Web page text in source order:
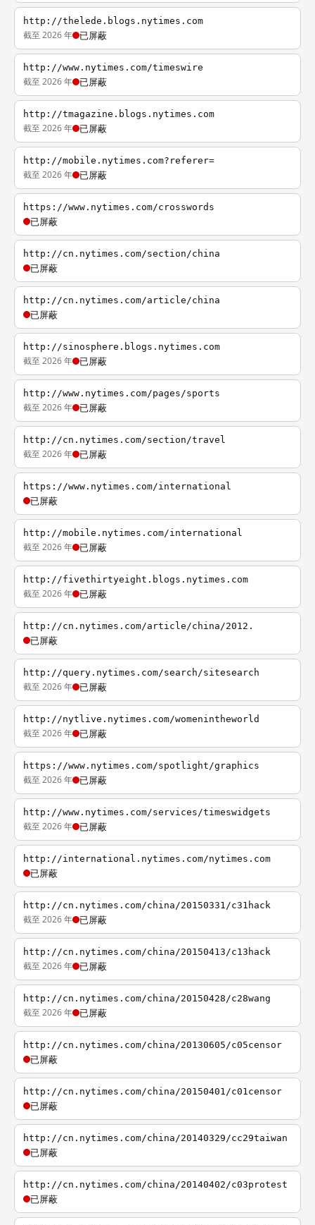
http://thelede.blogs.nytimes.com
截至 2026 年 已屏蔽
http://www.nytimes.com/timeswire
截至 2026 年 已屏蔽
http://tmagazine.blogs.nytimes.com
截至 2026 年 已屏蔽
http://mobile.nytimes.com?referer=
截至 2026 年 已屏蔽
https://www.nytimes.com/crosswords
已屏蔽
http://cn.nytimes.com/section/china
已屏蔽
http://cn.nytimes.com/article/china
已屏蔽
http://sinosphere.blogs.nytimes.com
截至 2026 年 已屏蔽
http://www.nytimes.com/pages/sports
截至 2026 年 已屏蔽
http://cn.nytimes.com/section/travel
截至 2026 年 已屏蔽
https://www.nytimes.com/international
已屏蔽
http://mobile.nytimes.com/international
截至 2026 年 已屏蔽
http://fivethirtyeight.blogs.nytimes.com
截至 2026 年 已屏蔽
http://cn.nytimes.com/article/china/2012.
已屏蔽
http://query.nytimes.com/search/sitesearch
截至 2026 年 已屏蔽
http://nytlive.nytimes.com/womenintheworld
截至 2026 年 已屏蔽
https://www.nytimes.com/spotlight/graphics
截至 2026 年 已屏蔽
http://www.nytimes.com/services/timeswidgets
截至 2026 年 已屏蔽
http://international.nytimes.com/nytimes.com
已屏蔽
http://cn.nytimes.com/china/20150331/c31hack
截至 2026 年 已屏蔽
http://cn.nytimes.com/china/20150413/c13hack
截至 2026 年 已屏蔽
http://cn.nytimes.com/china/20150428/c28wang
截至 2026 年 已屏蔽
http://cn.nytimes.com/china/20130605/c05censor
已屏蔽
http://cn.nytimes.com/china/20150401/c01censor
已屏蔽
http://cn.nytimes.com/china/20140329/cc29taiwan
已屏蔽
http://cn.nytimes.com/china/20140402/c03protest
已屏蔽